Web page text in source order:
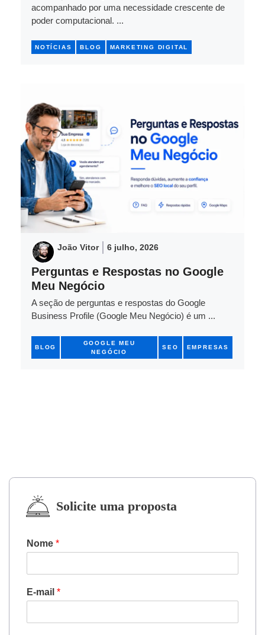
acompanhado por uma necessidade crescente de
poder computacional. ...
NOTÍCIAS BLOG MARKETING DIGITAL
João Vitor 6 julho, 2026
Perguntas e Respostas no Google
Meu Negócio
A seção de perguntas e respostas do Google
Business Profile (Google Meu Negócio) é um ...
BLOG
GOOGLE MEU
NEGÓCIO
SEO EMPRESAS
Solicite uma proposta
Nome *
E-mail *